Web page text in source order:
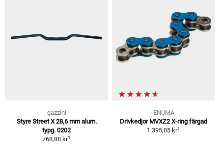
gazzini
Styre Street X 28,6 mm alum.
typg. 0202
768,88 kr1
ENUMA
Drivkedjor MVXZ2 X-ring färgad
1 395,05 kr1